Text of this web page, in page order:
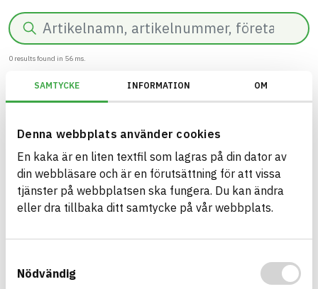
SAMTYCKE INFORMATION OM
Denna webbplats använder cookies
En kaka är en liten textfil som lagras på din dator av
din webbläsare och är en förutsättning för att vissa
tjänster på webbplatsen ska fungera. Du kan ändra
eller dra tillbaka ditt samtycke på vår webbplats.
Nödvändig
Search
0 results found in 56 ms.
Filter Reset filters
Miljöbyggnad/Generation 3.X/Indikator 14 - Utfasning av farliga
Build with BASTA - conscious
offering free and publicly available information on